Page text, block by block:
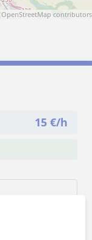
OpenStreetMap contributors
15 €/h